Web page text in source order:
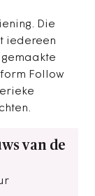
Die
iedereen
Follow
van de